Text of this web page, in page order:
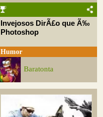
Invejosos DirÃ£o que Ã‰
Photoshop
Humor
Baratonta